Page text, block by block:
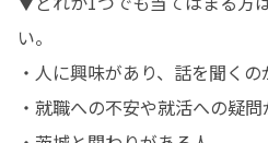
い。
・人に興味があり、話を聞く
・就職への不安や就活への疑